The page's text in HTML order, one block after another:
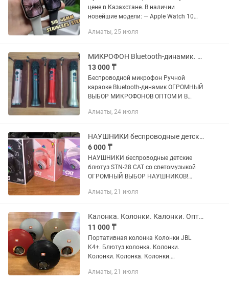
цене в Казахстане. В наличии
новейшие модели: — Apple Watch 10
(46mm) — 17 990 тг Цвета: Чёрный /
Алматы, 25 июля
МИКРОФОН Bluetooth-динамик. Микрафон. Огромный выбор. Kaspi Red
13 000 ₸
Беспроводной микрофон Ручной
караоке Bluetooth-динамик ОГРОМНЫЙ
ВЫБОР МИКРОФОНОВ ОПТОМ И В
Светодиодный экран TF-карта 9 Вт Mini
Алматы, 24 июля
НАУШНИКИ беспроводные детские блютуз STN-28 CAT. Оптом и в розницу
6 000 ₸
НАУШНИКИ беспроводные детские
блютуз STN-28 CAT со светомузыкой
ОГРОМНЫЙ ВЫБОР НАУШНИКОВ!
Kaspi Red! Отличное качество!
сборка, надежные...
Алматы, 21 июля
Калонка. Колонки. Калонки. Оптом и в розницу. Kaspi Red
11 000 ₸
Портативная колонка Колонки JBL
K4+. Блютуз колонка. Колонки.
Колонки. Колонка. Колонки.
И В РОЗНИЦУ! Рассрочку Kaspi Red!
Алматы, 21 июля